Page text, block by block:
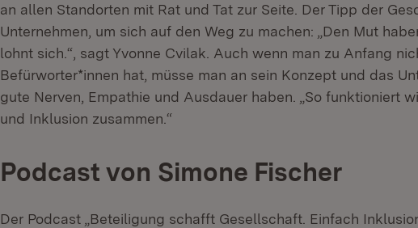
an allen Standorten mit Rat und Tat zur Seite. Der Tipp der
Unternehmen, um sich auf den Weg zu machen: „Den Mut
lohnt sich.“, sagt Yvonne Cvilak. Auch wenn man zu Anfang
Befürworter*innen hat, müsse man an sein Konzept und das
gute Nerven, Empathie und Ausdauer haben. „So funktioniert
und Inklusion zusammen.“
Podcast von Simone Fischer
Der Podcast „Beteiligung schafft Gesellschaft. Einfach